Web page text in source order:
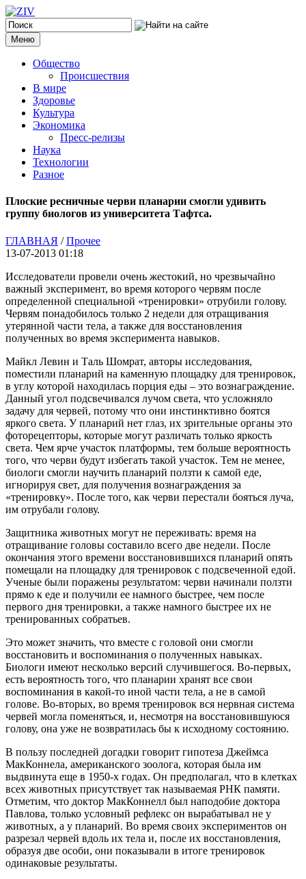
Меню
Общество
Происшествия
В мире
Здоровье
Культура
Экономика
Пресс-релизы
Наука
Технологии
Разное
Плоские ресничные черви планарии смогли удивить
группу биологов из университета Тафтса.
ГЛАВНАЯ /Прочее
13-07-2013 01:18
Исследователи провели очень жестокий, но чрезвычайно
важный эксперимент, во время которого червям после
определенной специальной «тренировки» отрубили голову.
Червям понадобилось только 2 недели для отращивания
утерянной части тела, а также для восстановления
полученных во время эксперимента навыков.
Майкл Левин и Таль Шомрат, авторы исследования,
поместили планарий на каменную площадку для тренировок,
в углу которой находилась порция еды – это вознаграждение.
Данный угол подсвечивался лучом света, что усложняло
задачу для червей, потому что они инстинктивно боятся
яркого света. У планарий нет глаз, их зрительные органы это
фоторецепторы, которые могут различать только яркость
света. Чем ярче участок платформы, тем больше вероятность
того, что черви будут избегать такой участок. Тем не менее,
биологи смогли научить планарий ползти к самой еде,
игнорируя свет, для получения вознаграждения за
«тренировку». После того, как черви перестали бояться луча,
им отрубали голову.
Защитника животных могут не переживать: время на
отращивание головы составило всего две недели. После
окончания этого времени восстановившихся планарий опять
помещали на площадку для тренировок с подсвеченной едой.
Ученые были поражены результатом: черви начинали ползти
прямо к еде и получили ее намного быстрее, чем после
первого дня тренировки, а также намного быстрее их не
тренированных собратьев.
Это может значить, что вместе с головой они смогли
восстановить и воспоминания о полученных навыках.
Биологи имеют несколько версий случившегося. Во-первых,
есть вероятность того, что планарии хранят все свои
воспоминания в какой-то иной части тела, а не в самой
голове. Во-вторых, во время тренировок вся нервная система
червей могла поменяться, и, несмотря на восстановившуюся
голову, она уже не возвратилась бы к исходному состоянию.
В пользу последней догадки говорит гипотеза Джеймса
МакКоннела, американского зоолога, которая была им
выдвинута еще в 1950-х годах. Он предполагал, что в клетках
всех животных присутствует так называемая РНК памяти.
Отметим, что доктор МакКоннелл был наподобие доктора
Павлова, только условный рефлекс он вырабатывал не у
животных, а у планарий. Во время своих экспериментов он
разрезал червей вдоль их тела и, после их восстановления,
образуя две особи, они показывали в итоге тренировок
одинаковые результаты.